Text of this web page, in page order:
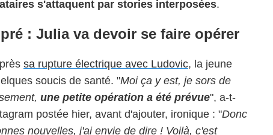
s'attaquent par stories interposées.
: Julia va devoir se faire opérer
sa rupture électrique avec Ludovic, la jeune
soucis de santé. "Moi ça y est, je sors de
une petite opération a été prévue", a-t-
postée hier, avant d'ajouter, ironique : "Donc
nouvelles, j'ai envie de dire ! Voilà, c'est